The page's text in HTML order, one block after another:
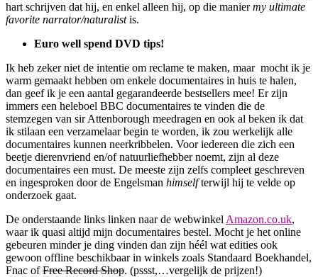
hart schrijven dat hij, en enkel alleen hij, op die maniermy ultimate
favorite narrator/naturalistis.
Euro well spend DVD tips!
Ik heb zeker niet de intentie om reclame te maken, maar mocht ik je
warm gemaakt hebben om enkele documentaires in huis te halen,
dan geef ik je een aantal gegarandeerde bestsellers mee! Er zijn
immers een heleboel BBC documentaires te vinden die de
stemzegen van sir Attenborough meedragen en ook al beken ik dat
ik stilaan een verzamelaar begin te worden, ik zou werkelijk alle
documentaires kunnen neerkribbelen. Voor iedereen die zich een
beetje dierenvriend en/of natuurliefhebber noemt, zijn al deze
documentaires een must. De meeste zijn zelfs compleet geschreven
en ingesproken door de Engelsman himselfterwijl hij te velde op
onderzoek gaat.
De onderstaande links linken naar de webwinkel Amazon.co.uk,
waar ik quasi altijd mijn documentaires bestel. Mocht je het online
gebeuren minder je ding vinden dan zijn héél wat edities ook
gewoon offline beschikbaar in winkels zoals Standaard Boekhandel,
Fnac ofFree Record Shop. (pssst,…vergelijk de prijzen!)